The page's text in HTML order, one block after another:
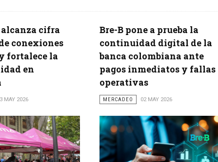
cifra
conexiones
fortalece la
en
MAY 2026
Bre-B pone a prueba la
continuidad digital de la
banca colombiana ante
pagos inmediatos y fallas
operativas
MERCADEO 02 MAY 2026